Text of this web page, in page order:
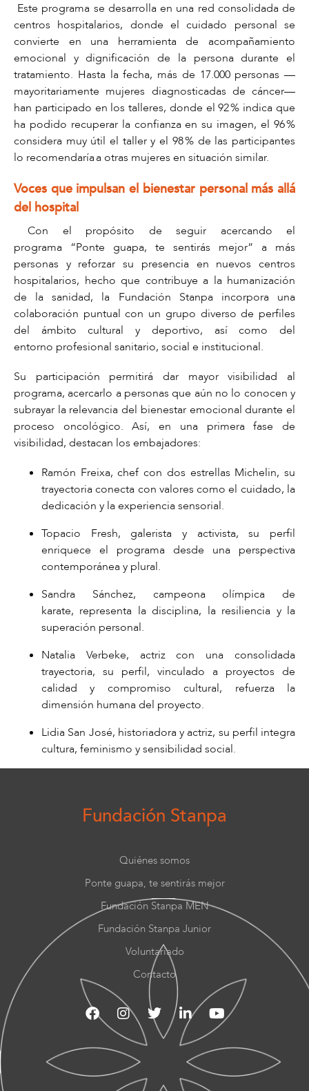
Este programa se desarrolla en una red consolidada de
centros hospitalarios, donde el cuidado personal se
convierte en una herramienta de acompañamiento
emocional y dignificación de la persona durante el
tratamiento. Hasta la fecha, más de 17.000 personas —
mayoritariamente mujeres diagnosticadas de cáncer—
han participado en los talleres, donde el 92 % indica que
ha podido recuperar la confianza en su imagen, el 96 %
considera muy útil el taller y el 98 % de las participantes
lo recomendaría a otras mujeres en situación similar.
Voces que impulsan el bienestar personal más allá
del hospital
Con el propósito de seguir acercando el
programa “Ponte guapa, te sentirás mejor” a más
personas y reforzar su presencia en nuevos centros
hospitalarios, hecho que contribuye a la humanización
de la sanidad, la Fundación Stanpa incorpora una
colaboración puntual con un grupo diverso de perfiles
del ámbito cultural y deportivo, así como del
entorno profesional sanitario, social e institucional.
Su participación permitirá dar mayor visibilidad al
programa, acercarlo a personas que aún no lo conocen y
subrayar la relevancia del bienestar emocional durante el
proceso oncológico. Así, en una primera fase de
visibilidad, destacan los embajadores:
Ramón Freixa, chef con dos estrellas Michelin, su
trayectoria conecta con valores como el cuidado, la
dedicación y la experiencia sensorial.
Topacio Fresh, galerista y activista, su perfil
enriquece el programa desde una perspectiva
contemporánea y plural.
Sandra Sánchez, campeona olímpica de
karate, representa la disciplina, la resiliencia y la
superación personal.
Natalia Verbeke, actriz con una consolidada
trayectoria, su perfil, vinculado a proyectos de
calidad y compromiso cultural, refuerza la
dimensión humana del proyecto.
Lidia San José, historiadora y actriz, su perfil integra
cultura, feminismo y sensibilidad social.
Fundación Stanpa
Quiénes somos
Ponte guapa, te sentirás mejor
Fundación Stanpa MEN
Fundación Stanpa Junior
Voluntariado
Contacto